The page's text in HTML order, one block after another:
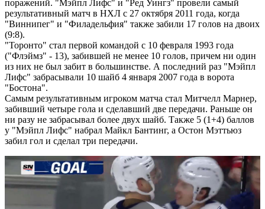
поражений. "Мэйпл Лифс" и "Ред Уингз" провели самый
результативный матч в НХЛ с 27 октября 2011 года, когда
"Виннипег" и "Филадельфия" также забили 17 голов на двоих
(9:8).
"Торонто" стал первой командой с 10 февраля 1993 года
("Флэймз" - 13), забившей не менее 10 голов, причем ни один
из них не был забит в большинстве. А последний раз "Мэйпл
Лифс" забрасывали 10 шайб 4 января 2007 года в ворота
"Бостона".
Самым результативным игроком матча стал Митчелл Марнер,
забивший четыре гола и сделавший две передачи. Раньше он
ни разу не забрасывал более двух шайб. Также 5 (1+4) баллов
у "Мэйпл Лифс" набрал Майкл Бантинг, а Остон Мэттьюз
забил гол и сделал три передачи.